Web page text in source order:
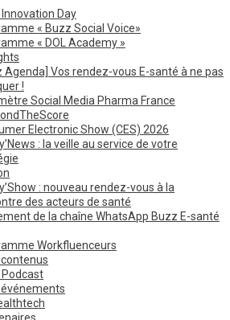
Day
« Buzz Social Voice»
« DOL Academy »
Agenda] Vos rendez-vous E-santé à ne pas
!
Social Media Pharma France
Electronic Show (CES) 2026
: la veille au service de votre
: nouveau rendez-vous à la
des acteurs de santé
de la chaîne WhatsApp Buzz E-santé
Workfluenceurs
Podcast